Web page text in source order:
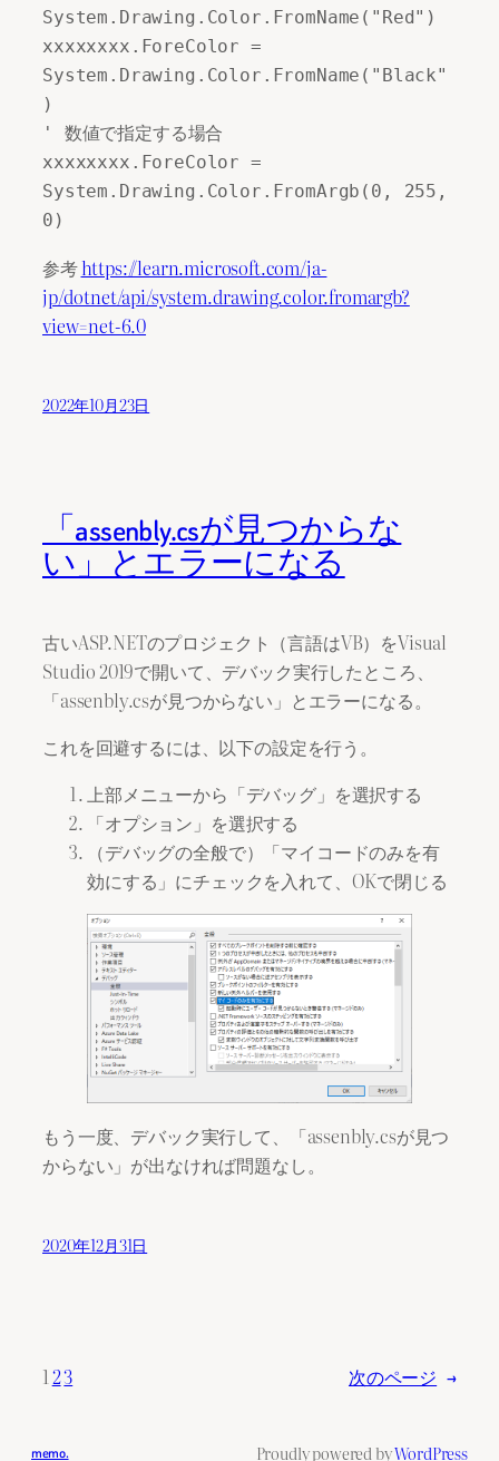
System.Drawing.Color.FromName("Red")
xxxxxxxx.ForeColor =
System.Drawing.Color.FromName("Black"
)
' 数値で指定する場合
xxxxxxxx.ForeColor =
System.Drawing.Color.FromArgb(0, 255,
0)
参考https://learn.microsoft.com/ja-
jp/dotnet/api/system.drawing.color.fromargb?
view=net-6.0
2022年10月23日
「assenbly.csが見つからな
い」とエラーになる
古いASP.NETのプロジェクト（言語はVB）をVisual
Studio 2019で開いて、デバック実行したところ、
「assenbly.csが見つからない」とエラーになる。
これを回避するには、以下の設定を行う。
上部メニューから「デバッグ」を選択する
「オプション」を選択する
（デバッグの全般で）「マイコードのみを有
効にする」にチェックを入れて、OKで閉じる
もう一度、デバック実行して、「assenbly.csが見つ
からない」が出なければ問題なし。
2020年12月31日
123 次のページ →
memo. Proudly powered byWordPress